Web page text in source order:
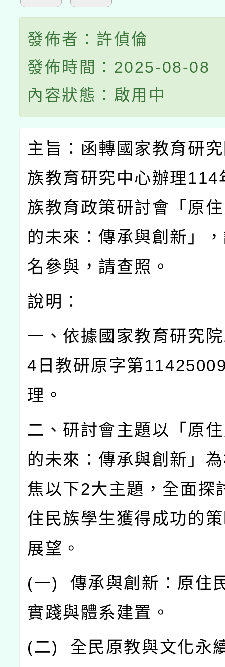
發佈者：許偵倫
發佈時間：2025-08-08
內容狀態：啟用中
主旨：函轉國家教育研
族教育研究中心辦理114
族教育政策研討會「原
的未來：傳承與創新」
名參與，請查照。
說明：
一、依據國家教育研究院
4 日教研原字第
理。
二、研討會主題以「原
的未來：傳承與創新」
焦以下2大主題，全面探
住民族學生獲得成功的
展望。
(一) 傳承與創新：原住
實踐與體系建置。
(二) 全民原教與文化永